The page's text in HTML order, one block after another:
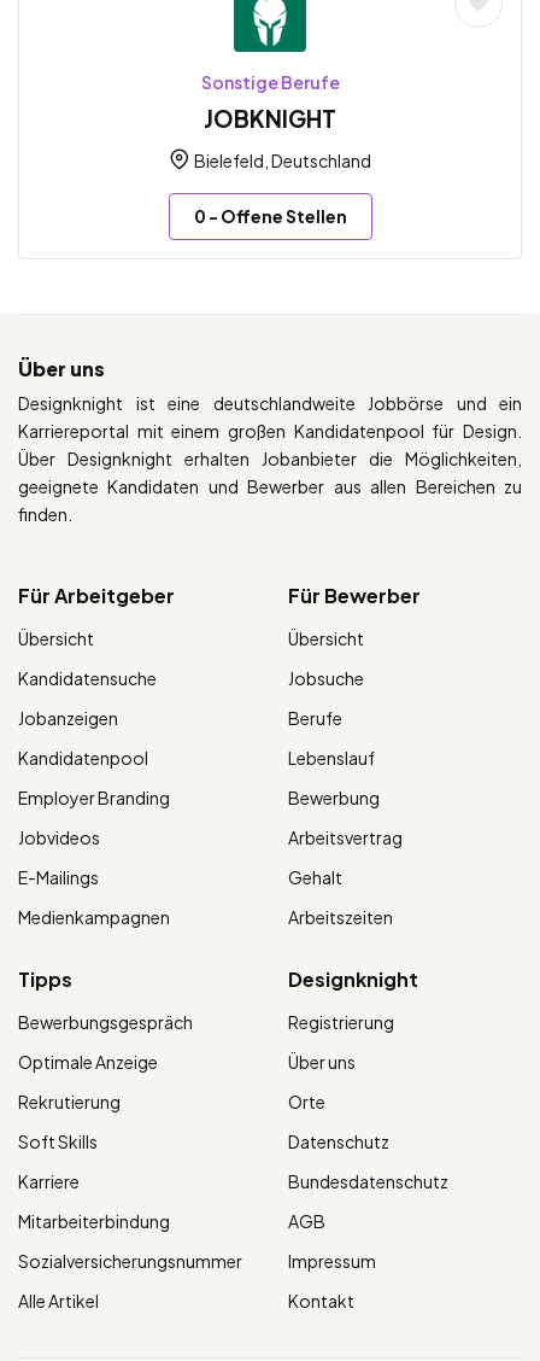
Sonstige Berufe
JOBKNIGHT
Bielefeld, Deutschland
0 - Offene Stellen
Über uns
Designknight ist eine deutschlandweite Jobbörse und ein
Karriereportal mit einem großen Kandidatenpool für Design.
Über Designknight erhalten Jobanbieter die Möglichkeiten,
geeignete Kandidaten und Bewerber aus allen Bereichen zu
finden.
Für Arbeitgeber
Übersicht
Kandidatensuche
Jobanzeigen
Kandidatenpool
Employer Branding
Jobvideos
E-Mailings
Medienkampagnen
Für Bewerber
Übersicht
Jobsuche
Berufe
Lebenslauf
Bewerbung
Arbeitsvertrag
Gehalt
Arbeitszeiten
Tipps
Bewerbungsgespräch
Optimale Anzeige
Rekrutierung
Soft Skills
Karriere
Mitarbeiterbindung
Sozialversicherungsnummer
Alle Artikel
Designknight
Registrierung
Über uns
Orte
Datenschutz
Bundesdatenschutz
AGB
Impressum
Kontakt